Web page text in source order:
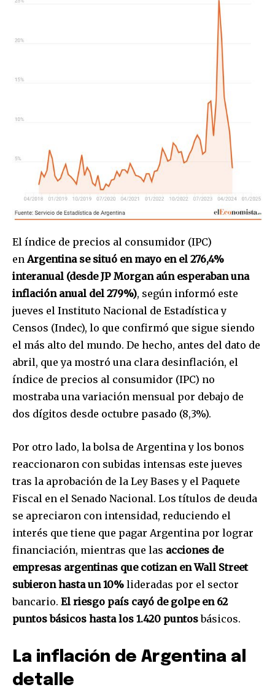
SUBSCRIBERS and be part of the
conversation.
El índice de precios al consumidor (IPC)
enArgentina se situó en mayo en el 276,4%
interanual (desde JP Morgan aún esperaban una
inflación anual del 279%), según informó este
jueves el Instituto Nacional de Estadística y
Censos (Indec), lo que confirmó que sigue siendo
el más alto del mundo. De hecho, antes del dato de
abril, que ya mostró una clara desinflación, el
índice de precios al consumidor (IPC) no
mostraba una variación mensual por debajo de
dos dígitos desde octubre pasado (8,3%).
Por otro lado, la bolsa de Argentina y los bonos
reaccionaron con subidas intensas este jueves
tras la aprobación de la Ley Bases y el Paquete
Fiscal en el Senado Nacional. Los títulos de deuda
se apreciaron con intensidad, reduciendo el
interés que tiene que pagar Argentina por lograr
financiación, mientras que las acciones de
empresas argentinas que cotizan en Wall Street
subieron hasta un 10% lideradas por el sector
bancario. El riesgo país cayó de golpe en 62
puntos básicos hasta los 1.420 puntosbásicos.
La inflación de Argentina al
detalle